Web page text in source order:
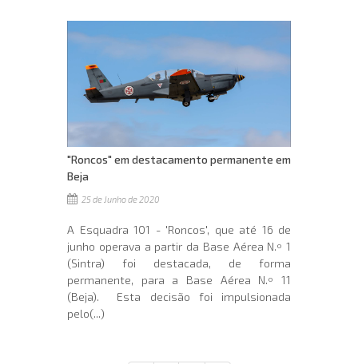
"Roncos" em destacamento permanente em
Beja
25 de Junho de 2020
A Esquadra 101 - 'Roncos', que até 16 de
junho operava a partir da Base Aérea N.º 1
(Sintra) foi destacada, de forma
permanente, para a Base Aérea N.º 11
(Beja). Esta decisão foi impulsionada
pelo(...)